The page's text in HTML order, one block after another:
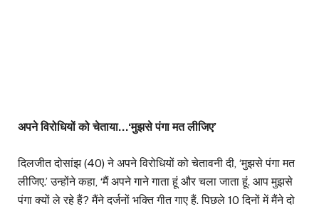
अपने विरोधियों को चेताया…‘मुझसे पंगा मत लीजिए’
दिलजीत दोसांझ (40) ने अपने विरोधियों को चेतावनी दी, ‘मुझसे पंगा मत
लीजिए.’ उन्होंने कहा, ‘मैं अपने गाने गाता हूं और चला जाता हूं. आप मुझसे
पंगा क्यों ले रहे हैं? मैंने दर्जनों भक्ति गीत गाए हैं. पिछले 10 दिनों में मैंने दो